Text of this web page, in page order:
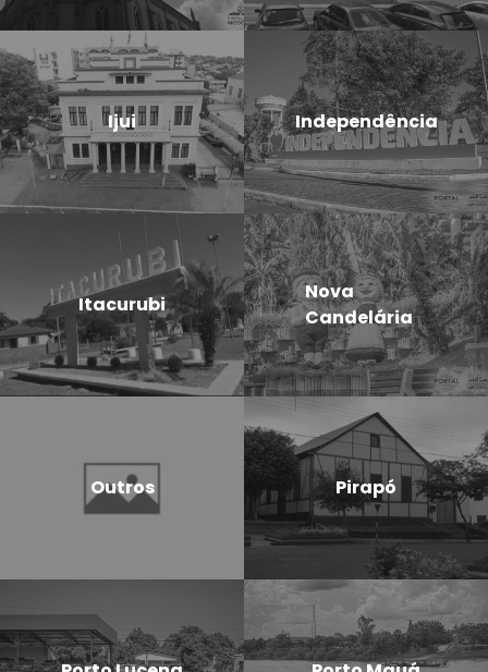
Ijui Independência
Itacurubi
Nova
Candelária
Outros Pirapó